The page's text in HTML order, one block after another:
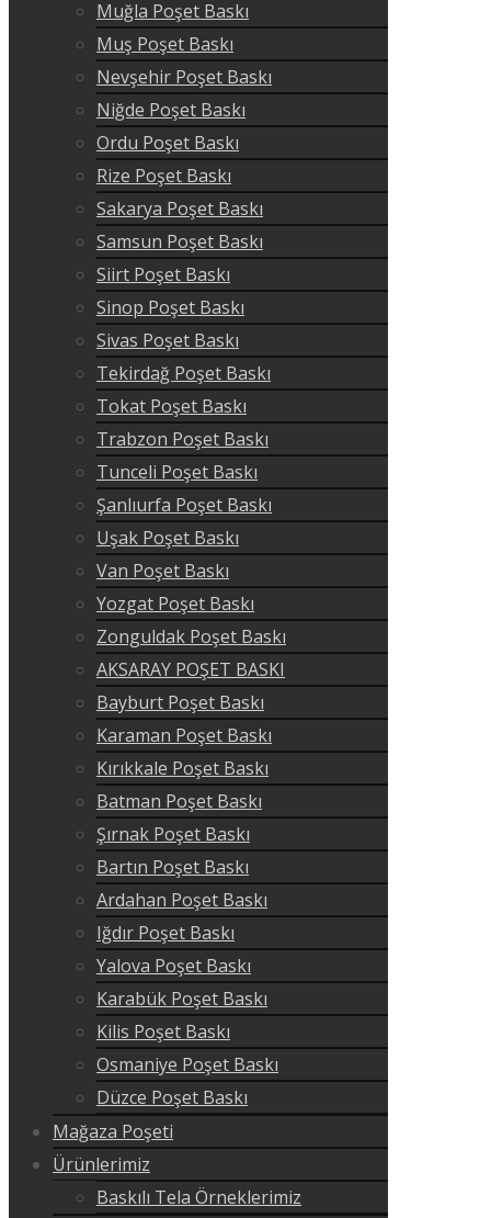
Muğla Poşet Baskı
Muş Poşet Baskı
Nevşehir Poşet Baskı
Niğde Poşet Baskı
Ordu Poşet Baskı
Rize Poşet Baskı
Sakarya Poşet Baskı
Samsun Poşet Baskı
Siirt Poşet Baskı
Sinop Poşet Baskı
Sivas Poşet Baskı
Tekirdağ Poşet Baskı
Tokat Poşet Baskı
Trabzon Poşet Baskı
Tunceli Poşet Baskı
Şanlıurfa Poşet Baskı
Uşak Poşet Baskı
Van Poşet Baskı
Yozgat Poşet Baskı
Zonguldak Poşet Baskı
AKSARAY POŞET BASKI
Bayburt Poşet Baskı
Karaman Poşet Baskı
Kırıkkale Poşet Baskı
Batman Poşet Baskı
Şırnak Poşet Baskı
Bartın Poşet Baskı
Ardahan Poşet Baskı
Iğdır Poşet Baskı
Yalova Poşet Baskı
Karabük Poşet Baskı
Kilis Poşet Baskı
Osmaniye Poşet Baskı
Düzce Poşet Baskı
Mağaza Poşeti
Ürünlerimiz
Baskılı Tela Örneklerimiz